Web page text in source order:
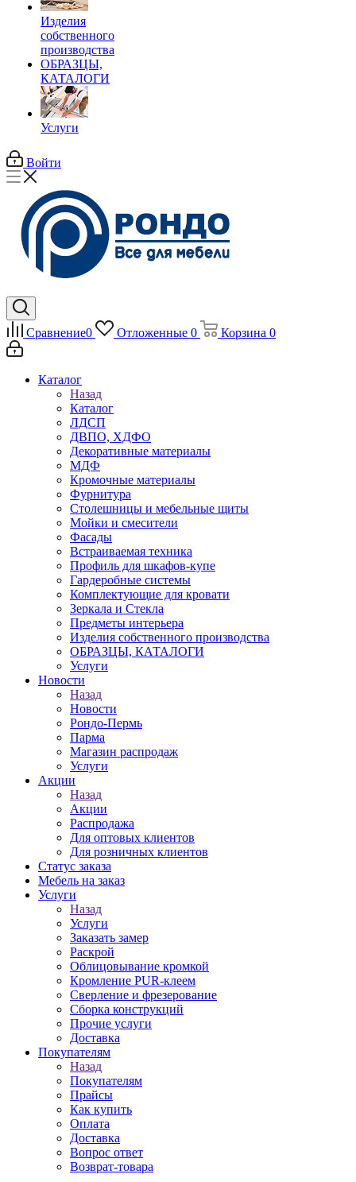
Изделия
собственного
производства
ОБРАЗЦЫ,
КАТАЛОГИ
Услуги
Войти
Сравнение0 Отложенные 0 Корзина 0
Каталог
Назад
Каталог
ЛДСП
ДВПО, ХДФО
Декоративные материалы
МДФ
Кромочные материалы
Фурнитура
Столешницы и мебельные щиты
Мойки и смесители
Фасады
Встраиваемая техника
Профиль для шкафов-купе
Гардеробные системы
Комплектующие для кровати
Зеркала и Стекла
Предметы интерьера
Изделия собственного производства
ОБРАЗЦЫ, КАТАЛОГИ
Услуги
Новости
Назад
Новости
Рондо-Пермь
Парма
Магазин распродаж
Услуги
Акции
Назад
Акции
Распродажа
Для оптовых клиентов
Для розничных клиентов
Статус заказа
Мебель на заказ
Услуги
Назад
Услуги
Заказать замер
Раскрой
Облицовывание кромкой
Кромление PUR-клеем
Сверление и фрезерование
Сборка конструкций
Прочие услуги
Доставка
Покупателям
Назад
Покупателям
Прайсы
Как купить
Оплата
Доставка
Вопрос ответ
Возврат-товара